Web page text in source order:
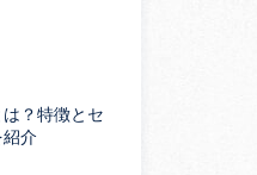
？特徴とセ
紹介